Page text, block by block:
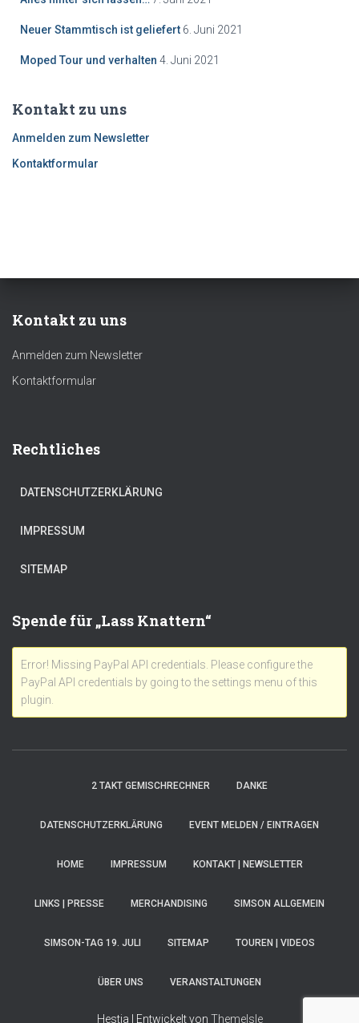
Neuer Stammtisch ist geliefert 6. Juni 2021
Moped Tour und verhalten 4. Juni 2021
Kontakt zu uns
Anmelden zum Newsletter
Kontaktformular
Kontakt zu uns
Anmelden zum Newsletter
Kontaktformular
Rechtliches
DATENSCHUTZERKLÄRUNG
IMPRESSUM
SITEMAP
Spende für „Lass Knattern“
Error! Missing PayPal API credentials. Please configure the
PayPal API credentials by going to the settings menu of this
plugin.
2 TAKT GEMISCHRECHNER DANKE
DATENSCHUTZERKLÄRUNG EVENT MELDEN / EINTRAGEN
HOME IMPRESSUM KONTAKT | NEWSLETTER
LINKS | PRESSE MERCHANDISING SIMSON ALLGEMEIN
SIMSON-TAG 19. JULI SITEMAP TOUREN | VIDEOS
ÜBER UNS VERANSTALTUNGEN
Hestia | Entwickelt von ThemeIsle